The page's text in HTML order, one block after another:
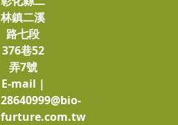
林鎮二溪
路七段
376巷52
弄7號
E-mail |
28640999@bio-
furture.com.tw